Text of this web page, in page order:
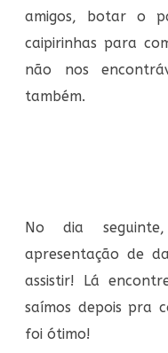
amigos, botar o
caipirinhas para
não nos
também.
No dia
apresentação de
assistir! Lá
saímos depois pra
foi ótimo!